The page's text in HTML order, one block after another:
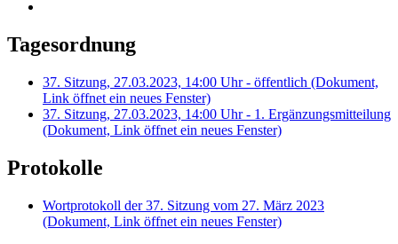
Tagesordnung
37. Sitzung, 27.03.2023, 14:00 Uhr - öffentlich (Dokument,
Link öffnet ein neues Fenster)
37. Sitzung, 27.03.2023, 14:00 Uhr - 1. Ergänzungsmitteilung
(Dokument, Link öffnet ein neues Fenster)
Protokolle
Wortprotokoll der 37. Sitzung vom 27. März 2023
(Dokument, Link öffnet ein neues Fenster)